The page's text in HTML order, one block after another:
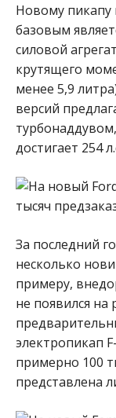
Новому пикапу
базовым
силовой
крутящего
менее 5,9
версий
достигает 254
За последний
несколько
примеру,
не появился на
электропикап
примерно 100
представлена